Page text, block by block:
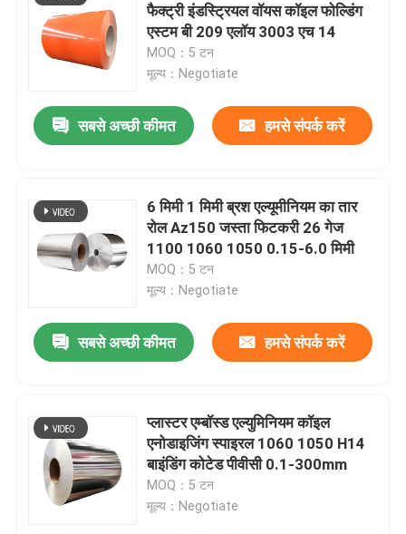
फैक्ट्री इंडस्ट्रियल वॉयस कॉइल फोल्डिंग
एस्टम बी 209 एलॉय 3003 एच 14
MOQ：5 टन
मूल्य：Negotiate
सबसे अच्छी कीमत हमसे संपर्क करें
6 मिमी 1 मिमी ब्रश एल्यूमीनियम का तार
रोल Az150 जस्ता फिटकरी 26 गेज
1100 1060 1050 0.15-6.0 मिमी
MOQ：5 टन
मूल्य：Negotiate
सबसे अच्छी कीमत हमसे संपर्क करें
प्लास्टर एम्बॉस्ड एल्युमिनियम कॉइल
एनोडाइजिंग स्पाइरल 1060 1050 H14
बाइंडिंग कोटेड पीवीसी 0.1-300mm
MOQ：5 टन
मूल्य：Negotiate